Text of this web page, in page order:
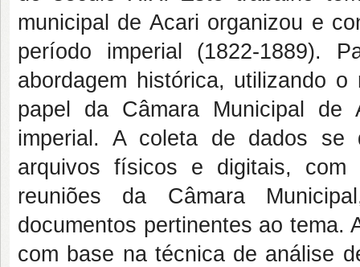
municipal de Acari organizou e
período imperial (1822-1889).
abordagem histórica, utilizando
papel da Câmara Municipal
imperial. A coleta de dados se
arquivos físicos e digitais,
reuniões da Câmara
documentos pertinentes ao tema.
com base na técnica de análise